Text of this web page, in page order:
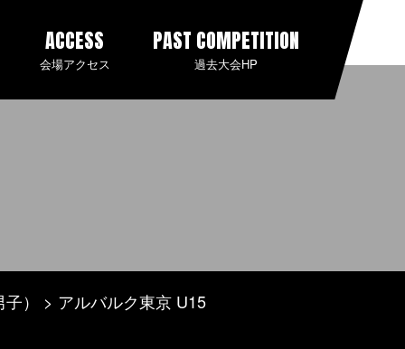
ACCESS
会場アクセス
PAST COMPETITION
過去大会HP
） アルバルク東京 U15